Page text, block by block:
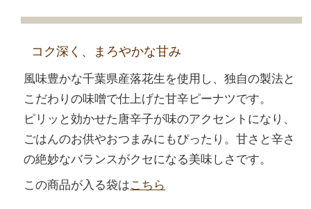
コク深く、まろやかな甘み
風味豊かな千葉県産落花生を使用し、独自の製法と
こだわりの味噌で仕上げた甘辛ピーナツです。
ピリッと効かせた唐辛子が味のアクセントになり、
ごはんのお供やおつまみにもぴったり。甘さと辛さ
の絶妙なバランスがクセになる美味しさです。
この商品が入る袋はこちら